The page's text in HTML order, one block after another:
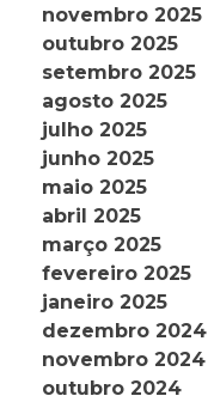
novembro 2025
outubro 2025
setembro 2025
agosto 2025
julho 2025
junho 2025
maio 2025
abril 2025
março 2025
fevereiro 2025
janeiro 2025
dezembro 2024
novembro 2024
outubro 2024